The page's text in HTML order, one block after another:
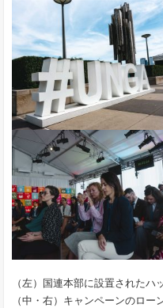
（左）国連本部に設置されたハ
（中・右）キャンペーンのロ